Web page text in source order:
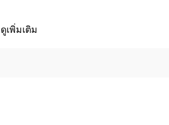
ดูเพิ่มเติม